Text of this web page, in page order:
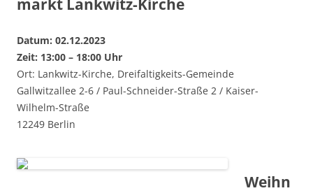
markt Lankwitz-Kirche
Datum: 02.12.2023
Zeit: 13:00 – 18:00 Uhr
Ort: Lankwitz-Kirche, Dreifaltigkeits-Gemeinde
Gallwitzallee 2-6 / Paul-Schneider-Straße 2 / Kaiser-
Wilhelm-Straße
12249 Berlin
Weihn